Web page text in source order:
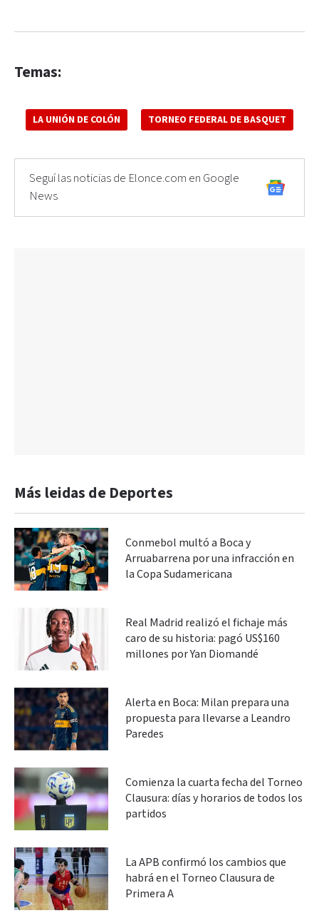
Temas:
LA UNIÓN DE COLÓN TORNEO FEDERAL DE BASQUET
Seguí las noticias de Elonce.com en Google
News
Más leidas de Deportes
Conmebol multó a Boca y
Arruabarrena por una infracción en
la Copa Sudamericana
Real Madrid realizó el fichaje más
caro de su historia: pagó US$160
millones por Yan Diomandé
Alerta en Boca: Milan prepara una
propuesta para llevarse a Leandro
Paredes
Comienza la cuarta fecha del Torneo
Clausura: días y horarios de todos los
partidos
La APB confirmó los cambios que
habrá en el Torneo Clausura de
Primera A